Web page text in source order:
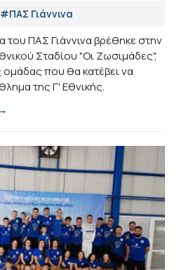
#ΠΑΣ Γιάννινα
του ΠΑΣ Γιάννινα βρέθηκε στην
Σταδίου "Οι Ζωσιμάδες",
που θα κατέβει να
της Γ' Εθνικής.